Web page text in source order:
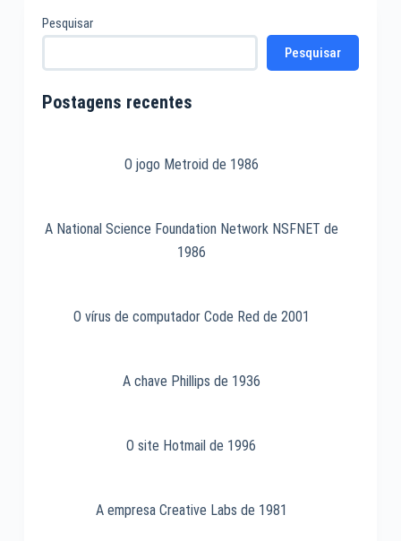
microcomputador
Multia
Universal
Pesquisar
Pesquisar
Postagens recentes
O jogo Metroid de 1986
A National Science Foundation Network NSFNET de
1986
O vírus de computador Code Red de 2001
A chave Phillips de 1936
O site Hotmail de 1996
A empresa Creative Labs de 1981